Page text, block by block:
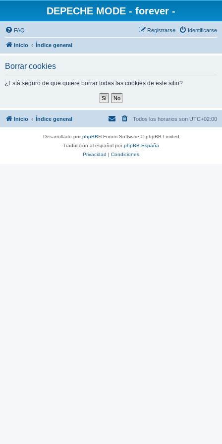
DEPECHE MODE - forever -
FAQ Identificarse
Registrarse
Inicio Índice general
Borrar cookies
¿Está seguro de que quiere borrar todas las cookies de este sitio?
Inicio Índice general Todos los horarios son UTC+02:00
Desarrollado porphpBB® Forum Software © phpBB Limited
Traducción al español porphpBB España
Privacidad | Condiciones